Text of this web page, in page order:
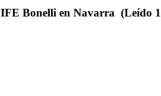
Bonelli en Navarra (Leído